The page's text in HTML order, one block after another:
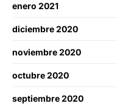
enero 2021
diciembre 2020
noviembre 2020
octubre 2020
septiembre 2020